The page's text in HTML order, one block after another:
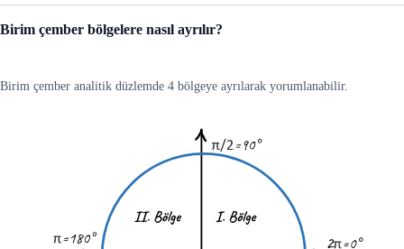
Birim çember bölgelere nasıl ayrılır?
Birim çember analitik düzlemde 4 bölgeye ayrılarak yorumlanabilir.